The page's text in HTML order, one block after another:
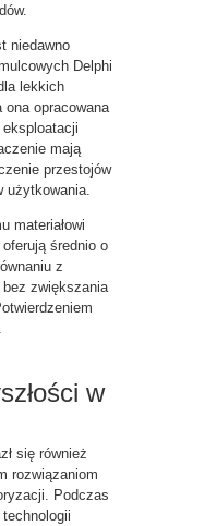
niedawno
Delphi
lekkich
ona opracowana
mają
przestojów
użytkowania.
materiałowi
średnio o
z
zwiększania
w
się również
rozwiązaniom
Podczas